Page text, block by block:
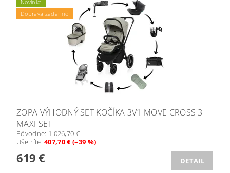
Novinka
Doprava zadarmo
ZOPA VÝHODNÝ SET KOČÍKA 3V1 MOVE CROSS 3
MAXI SET
Pôvodne: 1 026,70 €
Ušetríte:407,70 € (–39 %)
619 € DETAIL